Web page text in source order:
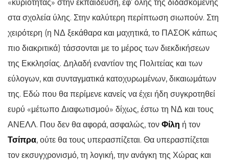
«κυριότητας» στην εκπαίδευση, εφ’ όλης της διδασκομένης
στα σχολεία ύλης. Στην καλύτερη περίπτωση σιωπούν. Στη
χειρότερη (η ΝΔ ξεκάθαρα και μαχητικά, το ΠΑΣΟΚ κάπως
πιο διακριτικά) τάσσονται με το μέρος των διεκδικήσεων
της Εκκλησίας. Δηλαδή εναντίον της Πολιτείας και των
εύλογων, και συνταγματικά κατοχυρωμένων, δικαιωμάτων
της. Εδώ που θα περίμενε κανείς να έχει ήδη συγκροτηθεί
ευρύ «μέτωπο Διαφωτισμού» δίχως, έστω τη ΝΔ και τους
ΑΝΕΛΛ. Που δεν θα αφορά, ασφαλώς, τον Φίλη ή τον
Τσίπρα, ούτε θα τους υπερασπίζεται. Θα υπερασπίζεται
τον εκσυγχρονισμό, τη λογική, την ανάγκη της Χώρας και